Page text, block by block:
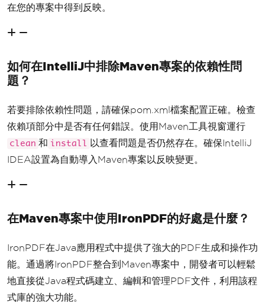
在您的專案中得到反映。
如何在IntelliJ中排除Maven專案的依賴性問
題？
若要排除依賴性問題，請確保pom.xml檔案配置正確。檢查
依賴項部分中是否有任何錯誤。使用Maven工具視窗運行
clean 和 install
以查看問題是否仍然存在。確保IntelliJ
IDEA設置為自動導入Maven專案以反映變更。
在Maven專案中使用IronPDF的好處是什麼？
IronPDF在Java應用程式中提供了強大的PDF生成和操作功
能。通過將IronPDF整合到Maven專案中，開發者可以輕鬆
地直接從Java程式碼建立、編輯和管理PDF文件，利用該程
式庫的強大功能。